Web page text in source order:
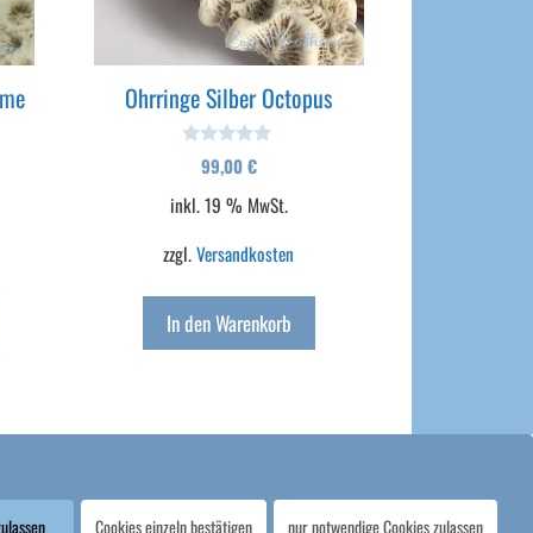
Ohrringe Silber Octopus
n
99,00€
inkl. 19 % MwSt.
zzgl.Versandkosten
In den Warenkorb
Cookies einzeln bestätigen nur notwendige Cookies zulassen